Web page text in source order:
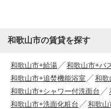
和歌山市の賃貸を探す
和歌山市+給湯 和歌山市+バ
和歌山市+追焚機能浴室
和歌
和歌山市+シャワー付洗面台
和歌山市+洗面化粧台
和歌山